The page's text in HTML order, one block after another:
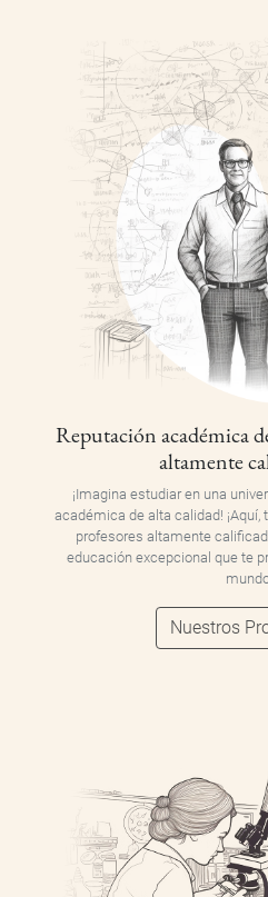
Reputación académica
altamente
¡Imagina estudiar en una
académica de alta calidad!
profesores altamente
educación excepcional que te
Nuestros